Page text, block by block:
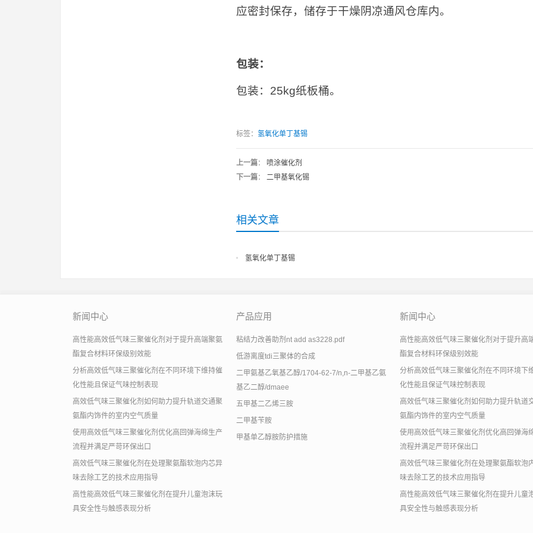
应密封保存，储存于干燥阴凉通风仓库内。
包装：
包装：25kg纸板桶。
标签： 氢氧化单丁基锡
上一篇： 喷涂催化剂
下一篇： 二甲基氧化锡
相关文章
氢氧化单丁基锡
新闻中心
高性能高效低气味三聚催化剂对于提升高端聚氨
酯复合材料环保级别效能
分析高效低气味三聚催化剂在不同环境下维持催
化性能且保证气味控制表现
高效低气味三聚催化剂如何助力提升轨道交通聚
氨酯内饰件的室内空气质量
使用高效低气味三聚催化剂优化高回弹海绵生产
流程并满足严苛环保出口
高效低气味三聚催化剂在处理聚氨酯软泡内芯异
味去除工艺的技术应用指导
高性能高效低气味三聚催化剂在提升儿童泡沫玩
具安全性与触感表现分析
产品应用
粘结力改善助剂nt add as3228.pdf
低游离度tdi三聚体的合成
二甲氨基乙氧基乙醇/1704-62-7/n,n-二甲基乙氨
基乙二醇/dmaee
五甲基二乙烯三胺
二甲基苄胺
甲基单乙醇胺防护措施
新闻中心
高性能高效低气味三聚催化剂对于提升高
酯复合材料环保级别效能
分析高效低气味三聚催化剂在不同环境下
化性能且保证气味控制表现
高效低气味三聚催化剂如何助力提升轨道
氨酯内饰件的室内空气质量
使用高效低气味三聚催化剂优化高回弹海
流程并满足严苛环保出口
高效低气味三聚催化剂在处理聚氨酯软泡
味去除工艺的技术应用指导
高性能高效低气味三聚催化剂在提升儿童
具安全性与触感表现分析